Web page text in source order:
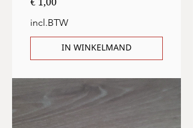
€ 1,00
incl.BTW
IN WINKELMAND